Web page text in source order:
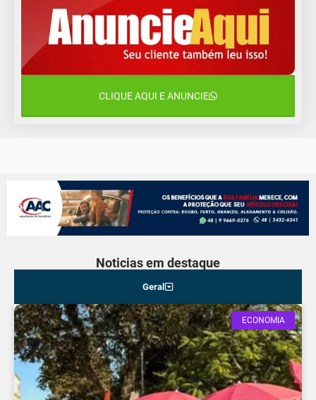
10 de agosto
Segunda-Feira
CLIQUE AQUI E ANUNCIE
Noticias em destaque
Geral
ECONOMIA